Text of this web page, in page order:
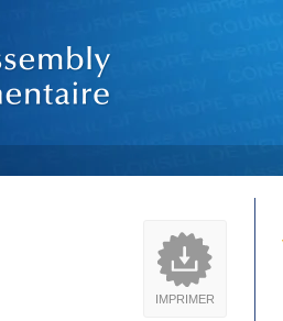
IMPRIMER